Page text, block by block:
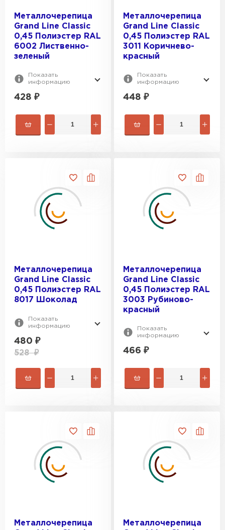
Металлочерепица
Grand Line Classic
0,45 Полиэстер RAL
6002 Лиственно-
зеленый
Показать
информацию
428 ₽
Металлочерепица
Grand Line Classic
0,45 Полиэстер RAL
3011 Коричнево-
красный
Показать
информацию
448 ₽
Металлочерепица
Grand Line Classic
0,45 Полиэстер RAL
8017 Шоколад
Показать
информацию
480 ₽
528₽
Металлочерепица
Grand Line Classic
0,45 Полиэстер RAL
3003 Рубиново-
красный
Показать
информацию
466 ₽
Металлочерепица
Металлочерепица